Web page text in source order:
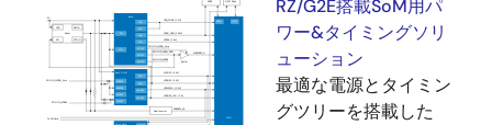
RZ/G2E搭載SoM用パ
ワー&タイミングソリ
ューション
最適な電源とタイミン
グツリーを搭載した